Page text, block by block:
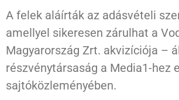
A felek aláírták az adásvételi
amellyel sikeresen zárulhat a
Magyarország Zrt. akvizíciója –
részvénytársaság a Media1-hez
sajtóközleményében.